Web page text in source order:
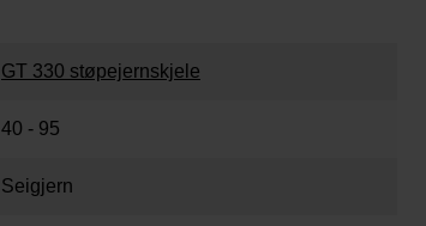
GT 330 støpejernskjele
40 - 95
Seigjern